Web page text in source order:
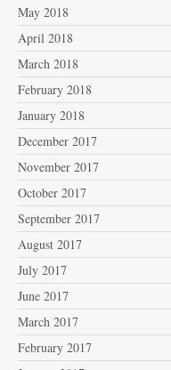
May 2018
April 2018
March 2018
February 2018
January 2018
December 2017
November 2017
October 2017
September 2017
August 2017
July 2017
June 2017
March 2017
February 2017